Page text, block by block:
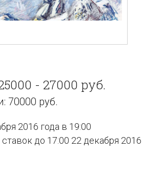
- 27000 руб.
70000 руб.
2016 года в 19:00
до 17:00 22 декабря 2016